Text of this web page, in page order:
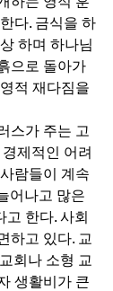
다. 금식을 하
하며 하나님
으로 돌아가
적 재다짐을
스가 주는 고
제적인 어려
람들이 계속
어나고 많은
고 한다. 사회
하고 있다. 교
회나 소형 교
생활비가 큰